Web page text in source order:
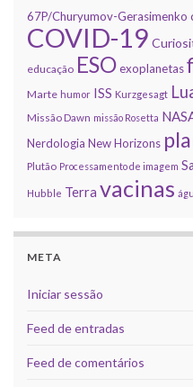
67P/Churyumov-Gerasimenko
COVID-19
educação ESOexoplanetas
Marte humor ISS Kurzgesagt
Missão Dawn missão Rosetta
Nerdologia New Horizons
Plutão Processamento de imagem
Hubble Terra vacinas
META
Iniciar sessão
Feed de entradas
Feed de comentários